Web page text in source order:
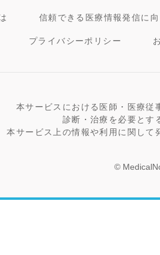
信頼できる医療情報発信に
プライバシーポリシー
本サービスにおける医師・医療従
診断・治療を必要とす
本サービス上の情報や利用に関し
©